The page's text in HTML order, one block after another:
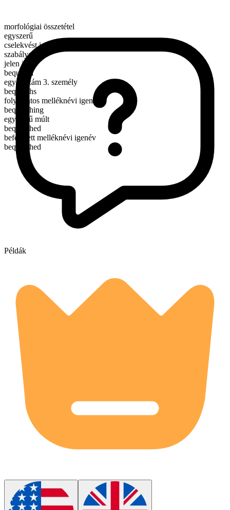
morfológiai összetétel
egyszerű
cselekvést jelentő ige
szabályos
jelen idő
bequeath
egyes szám 3. személy
bequeaths
folyamatos melléknévi igenév
bequeathing
egyszerű múlt
bequeathed
befejezett melléknévi igenév
bequeathed
Példák